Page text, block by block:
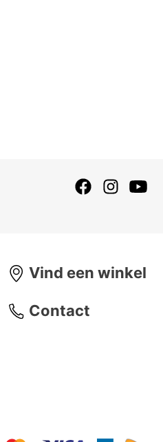
Vind een winkel
Contact